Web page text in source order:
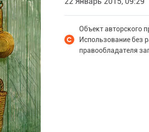
Объект авторского
Использование без
правообладателя